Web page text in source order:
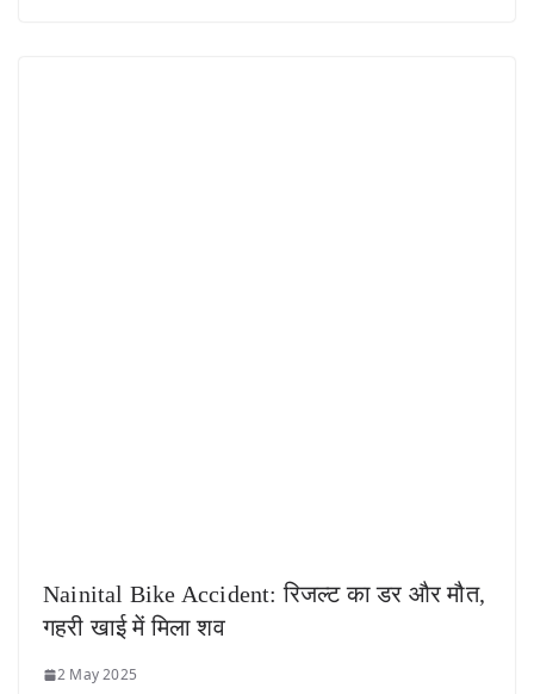
Nainital Bike Accident: रिजल्ट का डर और मौत,
गहरी खाई में मिला शव
2 May 2025